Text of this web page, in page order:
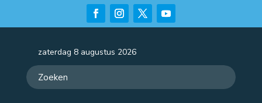
zaterdag 8 augustus 2026